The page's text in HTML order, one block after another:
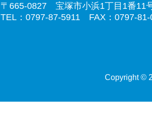
〒665-0827 宝塚市小浜1丁目1番11
TEL：0797-87-5911 FAX：0797-81-
Copyright ©